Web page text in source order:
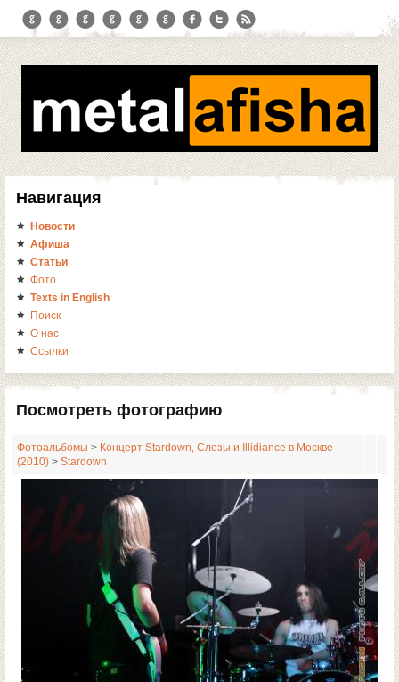
Навигация
Новости
Афиша
Статьи
Фото
Texts in English
Поиск
О нас
Ссылки
Посмотреть фотографию
Фотоальбомы > Концерт Stardown, Слезы и Illidiance в Москве
(2010) > Stardown